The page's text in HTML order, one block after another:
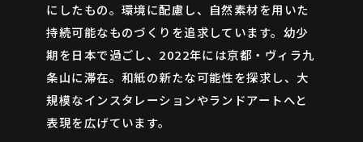
にしたもの。環境に配慮し、自然素材を用いた
持続可能なものづくりを追求しています。幼少
期を日本で過ごし、2022年には京都・ヴィラ九
条山に滞在。和紙の新たな可能性を探求し、大
規模なインスタレーションやランドアートへと
表現を広げています。